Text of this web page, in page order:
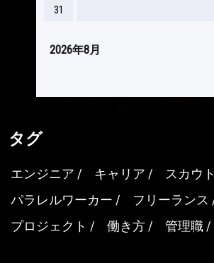
2026年8月
31
タグ
エンジニア キャリア スカウト
パラレルワーカー
フリーランス
プロジェクト
働き方 管理職